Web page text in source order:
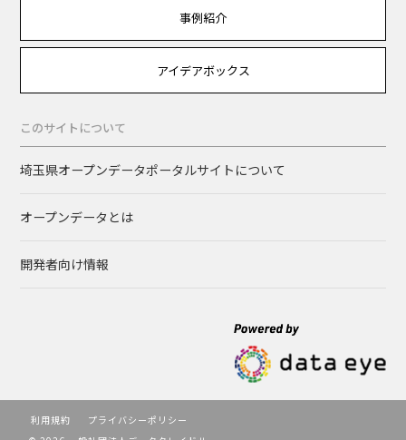
事例紹介
アイデアボックス
このサイトについて
埼玉県オープンデータポータルサイトについて
オープンデータとは
開発者向け情報
利用規約
プライバシーポリシー